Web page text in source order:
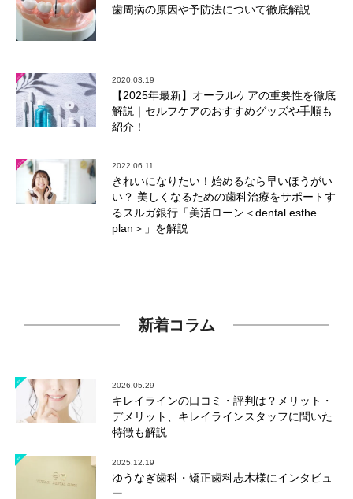
歯周病の原因や予防法について徹底解説
2020.03.19
【2025年最新】オーラルケアの重要性を徹底
解説｜セルフケアのおすすめグッズや手順も
紹介！
2022.06.11
きれいになりたい！始めるなら早いほうがい
い？ 美しくなるための歯科治療をサポートす
るスルガ銀行「美活ローン＜dental esthe
plan＞」を解説
新着コラム
2026.05.29
キレイラインの口コミ・評判は？メリット・
デメリット、キレイラインスタッフに聞いた
特徴も解説
2025.12.19
ゆうなぎ歯科・矯正歯科志木様にインタビュ
ー